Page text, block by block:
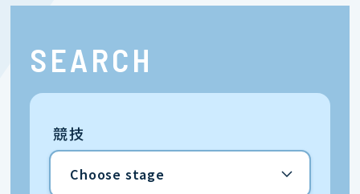
SEARCH
競技